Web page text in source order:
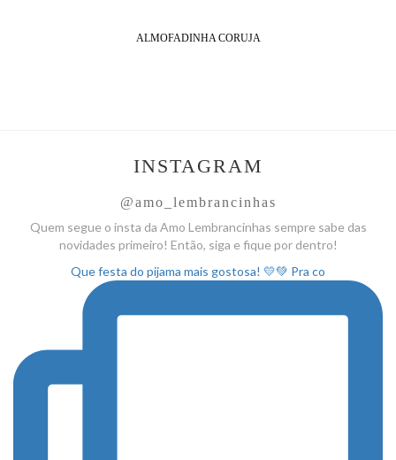
ALMOFADINHA CORUJA
INSTAGRAM
@amo_lembrancinhas
Quem segue o insta da Amo Lembrancinhas sempre sabe das
novidades primeiro! Então, siga e fique por dentro!
Que festa do pijama mais gostosa! 💛💚 Pra co